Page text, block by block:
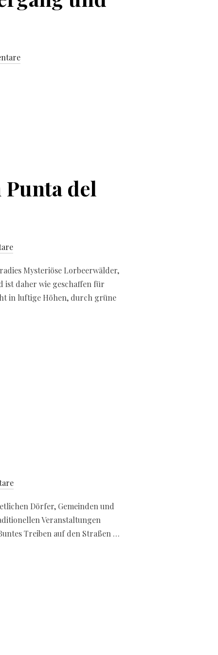
del
Mysteriöse Lorbeerwälder,
ist daher wie geschaffen für
in luftige Höhen, durch grüne
Dörfer, Gemeinden und
Veranstaltungen
Treiben auf den Straßen …